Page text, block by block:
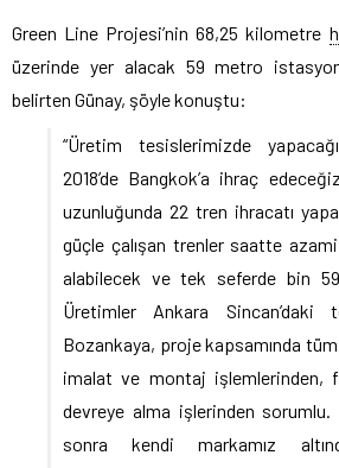
Green Line Projesi’nin 68,25 kilometre
üzerinde yer alacak 59 metro
belirten Günay, şöyle konuştu:
“Üretim tesislerimizde
2018’de Bangkok’a ihraç
uzunluğunda 22 tren ihracatı
güçle çalışan trenler saatte
alabilecek ve tek seferde bin
Üretimler Ankara Sincan’daki
Bozankaya, proje kapsamında
imalat ve montaj işlemlerinden,
devreye alma işlerinden sorumlu.
sonra kendi markamız